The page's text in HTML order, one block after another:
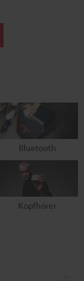
Bluetooth
Kopfhörer